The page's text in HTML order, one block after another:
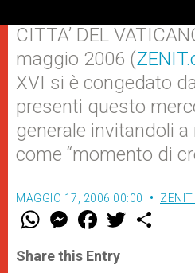
CITTA’ DEL
maggio 2006 (
XVI si è congedato
presenti questo
generale invitandoli
come “momento di
MAGGIO 17, 2006 00:00
W
t
s
M
e
s
e
F
a
e
b
w
Share this Entry